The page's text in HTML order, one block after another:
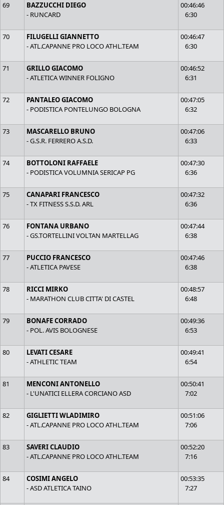
69
BAZZUCCHI DIEGO
- RUNCARD
00:46:46
6:30
70
FILUGELLI GIANNETTO
- ATL.CAPANNE PRO LOCO ATHL.TEAM
00:46:47
6:30
71
GRILLO GIACOMO
- ATLETICA WINNER FOLIGNO
00:46:52
6:31
72
PANTALEO GIACOMO
- PODISTICA PONTELUNGO BOLOGNA
00:47:05
6:32
73
MASCARELLO BRUNO
- G.S.R. FERRERO A.S.D.
00:47:06
6:33
74
BOTTOLONI RAFFAELE
- PODISTICA VOLUMNIA SERICAP PG
00:47:30
6:36
75
CANAPARI FRANCESCO
- TX FITNESS S.S.D. ARL
00:47:32
6:36
76
FONTANA URBANO
- GS.TORTELLINI VOLTAN MARTELLAG
00:47:44
6:38
77
PUCCIO FRANCESCO
- ATLETICA PAVESE
00:47:46
6:38
78
RICCI MIRKO
- MARATHON CLUB CITTA' DI CASTEL
00:48:57
6:48
79
BONAFE CORRADO
- POL. AVIS BOLOGNESE
00:49:36
6:53
80
LEVATI CESARE
- ATHLETIC TEAM
00:49:41
6:54
81
MENCONI ANTONELLO
- L'UNATICI ELLERA CORCIANO ASD
00:50:41
7:02
82
GIGLIETTI WLADIMIRO
- ATL.CAPANNE PRO LOCO ATHL.TEAM
00:51:06
7:06
83
SAVERI CLAUDIO
- ATL.CAPANNE PRO LOCO ATHL.TEAM
00:52:20
7:16
84
COSIMI ANGELO
- ASD ATLETICA TAINO
00:53:35
7:27